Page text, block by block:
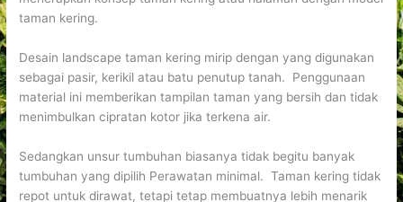
taman kering.
Desain landscape taman kering mirip dengan yang digunakan
sebagai pasir, kerikil atau batu penutup tanah. Penggunaan
material ini memberikan tampilan taman yang bersih dan tidak
menimbulkan cipratan kotor jika terkena air.
Sedangkan unsur tumbuhan biasanya tidak begitu banyak
tumbuhan yang dipilih Perawatan minimal. Taman kering tidak
repot untuk dirawat, tetapi tetap membuatnya lebih menarik